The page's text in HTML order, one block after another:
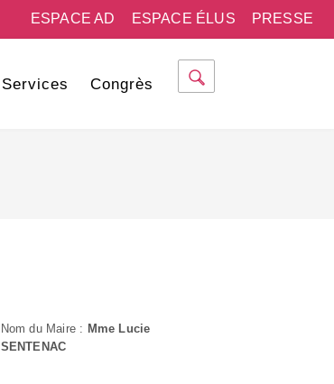
PRESSE
ESPACE ÉLUS
ESPACE AD
Services Congrès
Nom du Maire : Mme Lucie
SENTENAC